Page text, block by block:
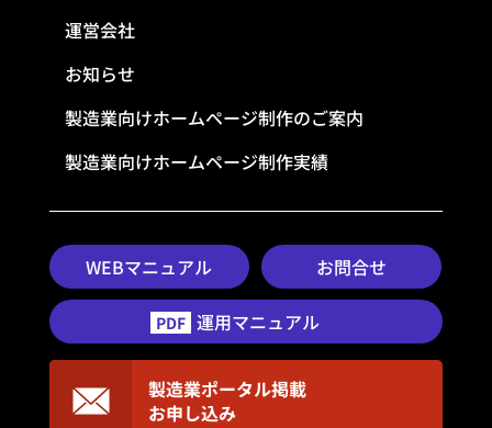
運営会社
お知らせ
製造業向けホームページ制作のご案内
製造業向けホームページ制作実績
WEBマニュアル お問合せ
PDF 運用マニュアル
製造業ポータル掲載
お申し込み